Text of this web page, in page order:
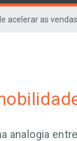
acelerar as vendas
analogia